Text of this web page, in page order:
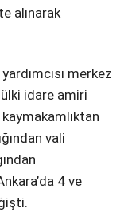
alınarak
merkez
idare amiri
vali
4 ve